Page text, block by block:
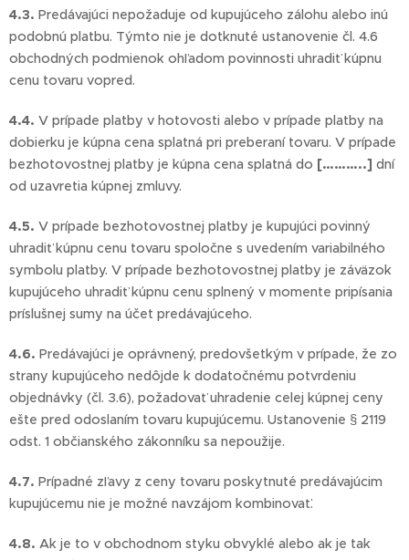
4.3. Predávajúci nepožaduje od kupujúceho zálohu alebo inú
podobnú platbu. Týmto nie je dotknuté ustanovenie čl. 4.6
obchodných podmienok ohľadom povinnosti uhradiť kúpnu
cenu tovaru vopred.
4.4. V prípade platby v hotovosti alebo v prípade platby na
dobierku je kúpna cena splatná pri preberaní tovaru. V prípade
bezhotovostnej platby je kúpna cena splatná do [………..] dní
od uzavretia kúpnej zmluvy.
4.5. V prípade bezhotovostnej platby je kupujúci povinný
uhradiť kúpnu cenu tovaru spoločne s uvedením variabilného
symbolu platby. V prípade bezhotovostnej platby je záväzok
kupujúceho uhradiť kúpnu cenu splnený v momente pripísania
príslušnej sumy na účet predávajúceho.
4.6. Predávajúci je oprávnený, predovšetkým v prípade, že zo
strany kupujúceho nedôjde k dodatočnému potvrdeniu
objednávky (čl. 3.6), požadovať uhradenie celej kúpnej ceny
ešte pred odoslaním tovaru kupujúcemu. Ustanovenie § 2119
odst. 1 občianského zákonníku sa nepoužije.
4.7. Prípadné zľavy z ceny tovaru poskytnuté predávajúcim
kupujúcemu nie je možné navzájom kombinovať.
4.8. Ak je to v obchodnom styku obvyklé alebo ak je tak